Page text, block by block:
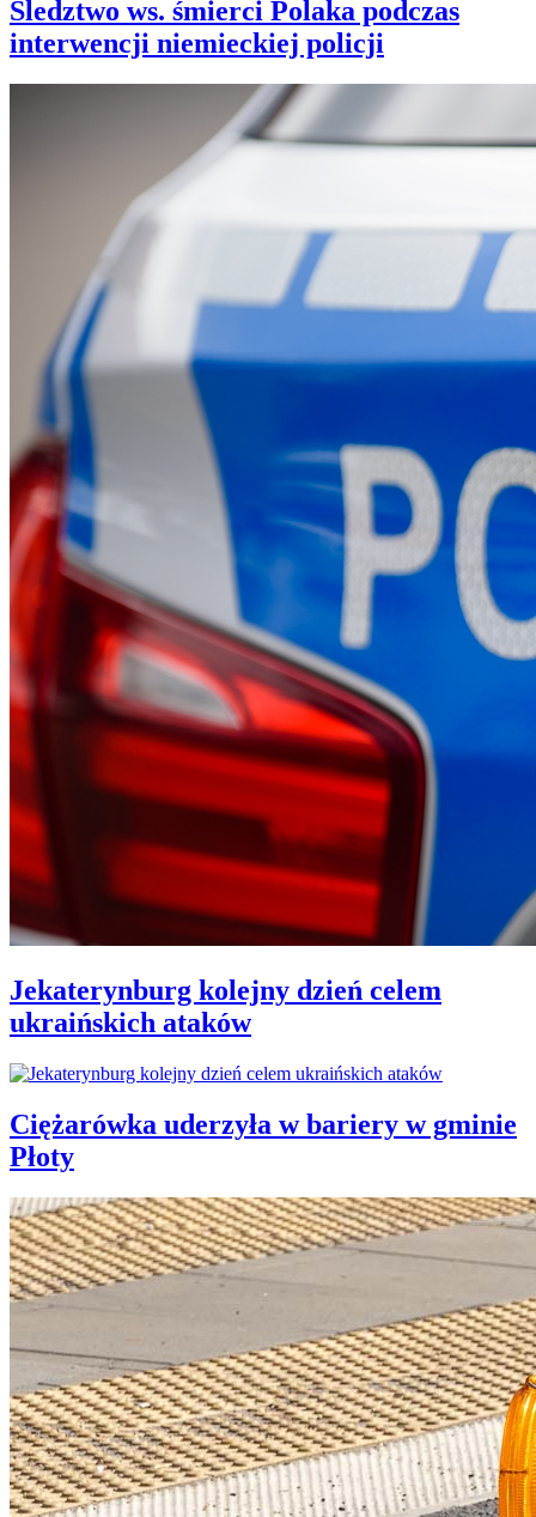
Śledztwo ws. śmierci Polaka podczas
interwencji niemieckiej policji
Jekaterynburg kolejny dzień celem
ukraińskich ataków
Ciężarówka uderzyła w bariery w gminie
Płoty